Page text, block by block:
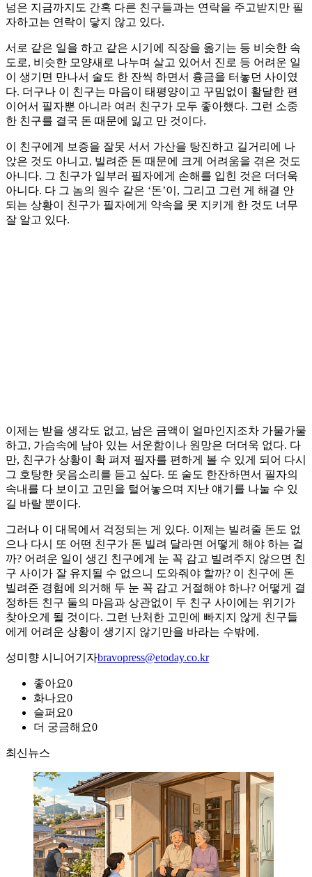
넘은 지금까지도 간혹 다른 친구들과는 연락을 주고받지만 필
자하고는 연락이 닿지 않고 있다.
서로 같은 일을 하고 같은 시기에 직장을 옮기는 등 비슷한 속
도로, 비슷한 모양새로 나누며 살고 있어서 진로 등 어려운 일
이 생기면 만나서 술도 한 잔씩 하면서 흉금을 터놓던 사이였
다. 더구나 이 친구는 마음이 태평양이고 꾸밈없이 활달한 편
이어서 필자뿐 아니라 여러 친구가 모두 좋아했다. 그런 소중
한 친구를 결국 돈 때문에 잃고 만 것이다.
이 친구에게 보증을 잘못 서서 가산을 탕진하고 길거리에 나
앉은 것도 아니고, 빌려준 돈 때문에 크게 어려움을 겪은 것도
아니다. 그 친구가 일부러 필자에게 손해를 입힌 것은 더더욱
아니다. 다 그 놈의 원수 같은 ‘돈’이, 그리고 그런 게 해결 안
되는 상황이 친구가 필자에게 약속을 못 지키게 한 것도 너무
잘 알고 있다.
이제는 받을 생각도 없고, 남은 금액이 얼마인지조차 가물가물
하고, 가슴속에 남아 있는 서운함이나 원망은 더더욱 없다. 다
만, 친구가 상황이 확 펴져 필자를 편하게 볼 수 있게 되어 다시
그 호탕한 웃음소리를 듣고 싶다. 또 술도 한잔하면서 필자의
속내를 다 보이고 고민을 털어놓으며 지난 얘기를 나눌 수 있
길 바랄 뿐이다.
그러나 이 대목에서 걱정되는 게 있다. 이제는 빌려줄 돈도 없
으나 다시 또 어떤 친구가 돈 빌려 달라면 어떻게 해야 하는 걸
까? 어려운 일이 생긴 친구에게 눈 꼭 감고 빌려주지 않으면 친
구 사이가 잘 유지될 수 없으니 도와줘야 할까? 이 친구에 돈
빌려준 경험에 의거해 두 눈 꼭 감고 거절해야 하나? 어떻게 결
정하든 친구 둘의 마음과 상관없이 두 친구 사이에는 위기가
찾아오게 될 것이다. 그런 난처한 고민에 빠지지 않게 친구들
에게 어려운 상황이 생기지 않기만을 바라는 수밖에.
성미향 시니어기자bravopress@etoday.co.kr
좋아요0
화나요0
슬퍼요0
더 궁금해요0
최신뉴스